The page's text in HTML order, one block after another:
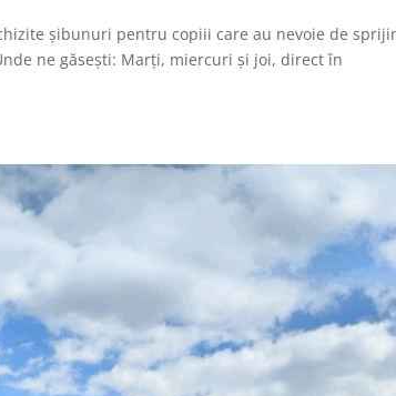
șibunuri pentru copiii care au nevoie de
ne găsești: Marți, miercuri și joi, direct în